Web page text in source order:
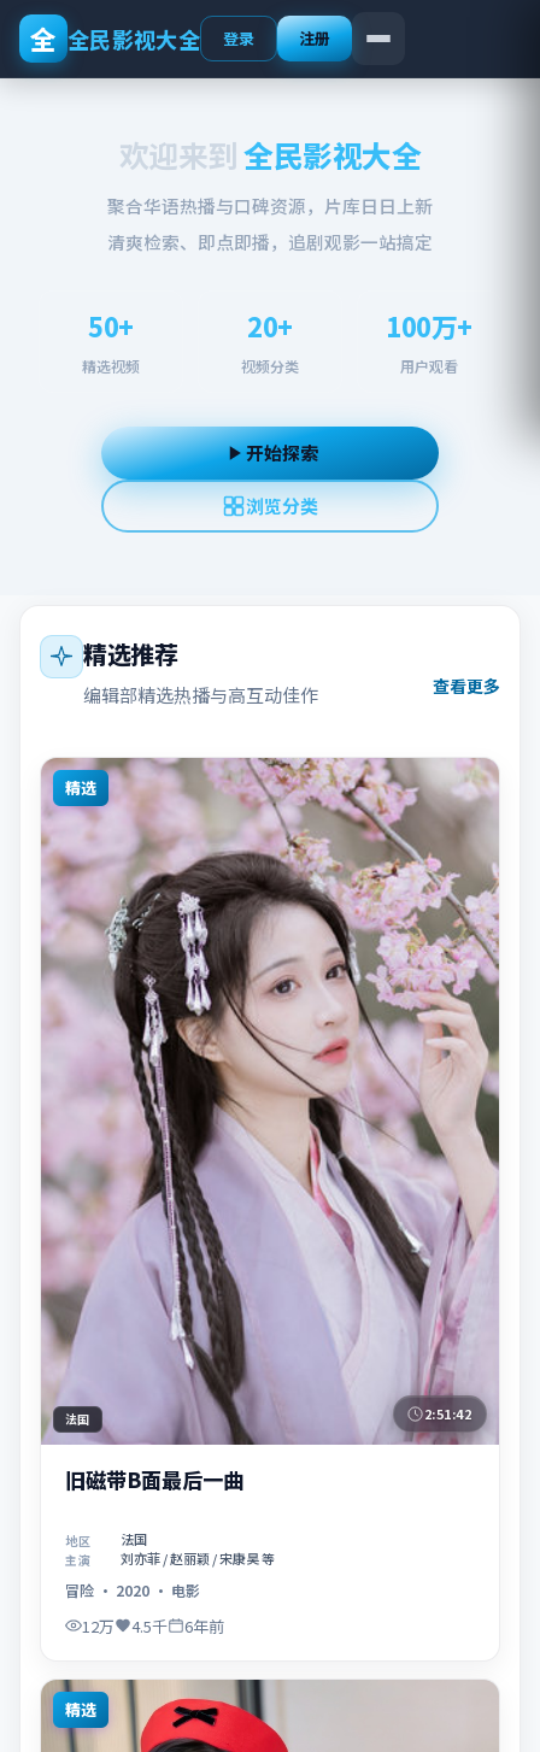
全 全民影视大全 登录 注册
欢迎来到全民影视大全
聚合华语热播与口碑资源，片库日日上新
清爽检索、即点即播，追剧观影一站搞定
50+
精选视频
20+
视频分类
100万+
用户观看
开始探索
浏览分类
精选推荐
编辑部精选热播与高互动佳作 查看更多
精选
法国 2:51:42
旧磁带B面最后一曲
地区 法国
主演 刘亦菲 / 赵丽颖 / 宋康昊 等
冒险 · 2020 · 电影
12万 4.5千 6年前
精选